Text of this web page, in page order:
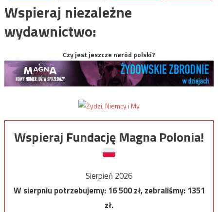
Wspieraj niezależne
wydawnictwo:
Czy jest jeszcze naród polski?
Wspieraj Fundację Magna Polonia!
Sierpień 2026
W sierpniu potrzebujemy:16 500zł, zebraliśmy:1351
zł.